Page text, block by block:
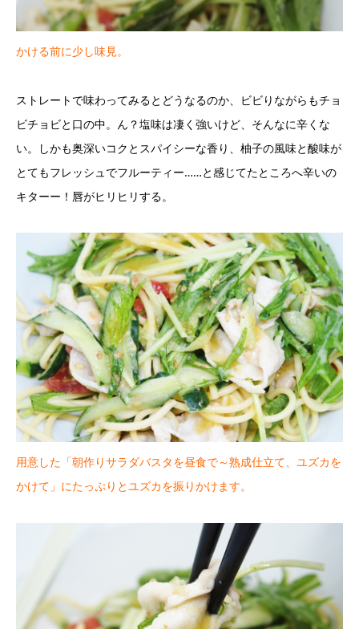
かける前に少し味見。
ストレートで味わってみるとどうなるのか、ビビりながらもチョ
ビチョビと口の中。ん？塩味は凄く強いけど、そんなに辛くな
い。しかも奥深いコクとスパイシーな香り、柚子の風味と酸味が
とてもフレッシュでフルーティー……と感じてたところへ辛いの
キターー！唇がヒリヒリする。
用意した「朝作りサラダバスタを昼食で～熟成仕立て、ユズカを
かけて」にたっぷりとユズカを振りかけます。